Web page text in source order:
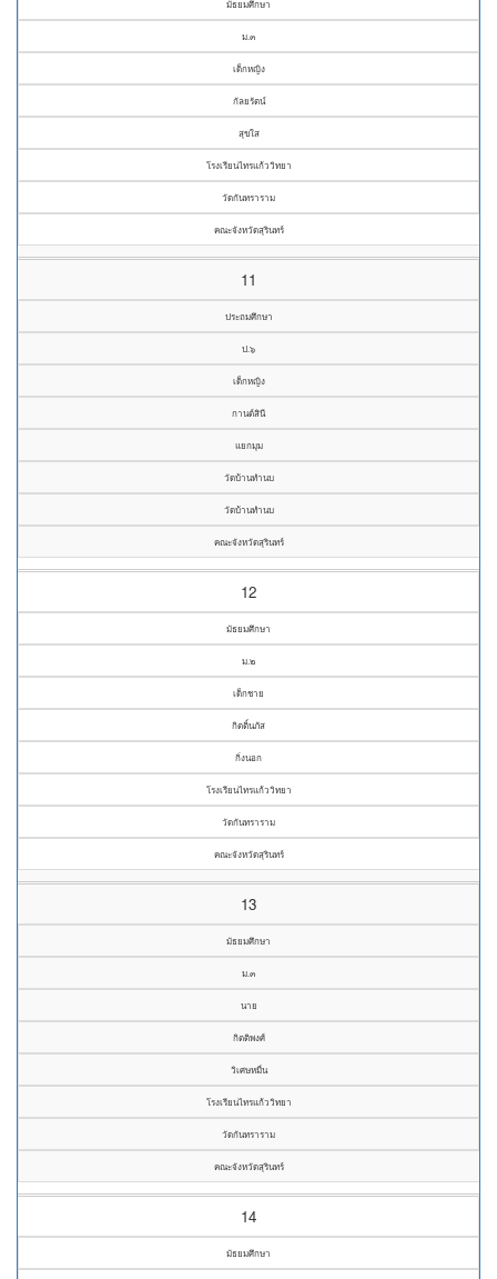
มัธยมศึกษา
ม.๓
เด็กหญิง
กัลยรัตน์
สุขใส
โรงเรียนไทรแก้ววิทยา
วัดกันทราราม
คณะจังหวัดสุรินทร์
11
ประถมศึกษา
ป.๖
เด็กหญิง
กานต์สินี
แยกมุม
วัดบ้านทำนบ
วัดบ้านทำนบ
คณะจังหวัดสุรินทร์
12
มัธยมศึกษา
ม.๒
เด็กชาย
กิตติ์นภัส
กิ่งนอก
โรงเรียนไทรแก้ววิทยา
วัดกันทราราม
คณะจังหวัดสุรินทร์
13
มัธยมศึกษา
ม.๓
นาย
กิตติพงศ์
วิเศษหมื่น
โรงเรียนไทรแก้ววิทยา
วัดกันทราราม
คณะจังหวัดสุรินทร์
14
มัธยมศึกษา